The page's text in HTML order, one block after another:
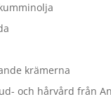
krämerna
och hårvård från